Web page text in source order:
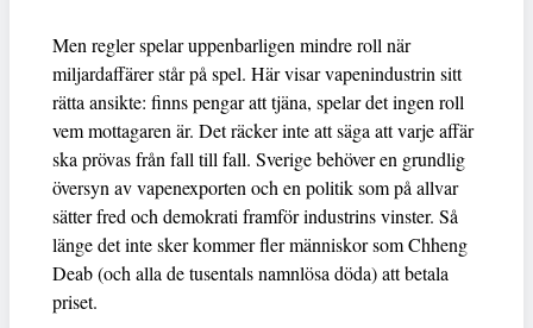
Men regler spelar uppenbarligen mindre roll när
miljardaffärer står på spel. Här visar vapenindustrin sitt
rätta ansikte: finns pengar att tjäna, spelar det ingen roll
vem mottagaren är. Det räcker inte att säga att varje affär
ska prövas från fall till fall. Sverige behöver en grundlig
översyn av vapenexporten och en politik som på allvar
sätter fred och demokrati framför industrins vinster. Så
länge det inte sker kommer fler människor som Chheng
Deab (och alla de tusentals namnlösa döda) att betala
priset.